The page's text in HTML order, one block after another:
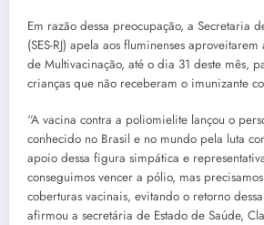
Em razão dessa preocupação, a Secretaria
(SES-RJ) apela aos fluminenses
de Multivacinação, até o dia 31 deste mês,
crianças que não receberam o imunizante
“A vacina contra a poliomielite lançou o
conhecido no Brasil e no mundo pela luta
apoio dessa figura simpática e
conseguimos vencer a pólio, mas
coberturas vacinais, evitando o retorno
afirmou a secretária de Estado de Saúde,